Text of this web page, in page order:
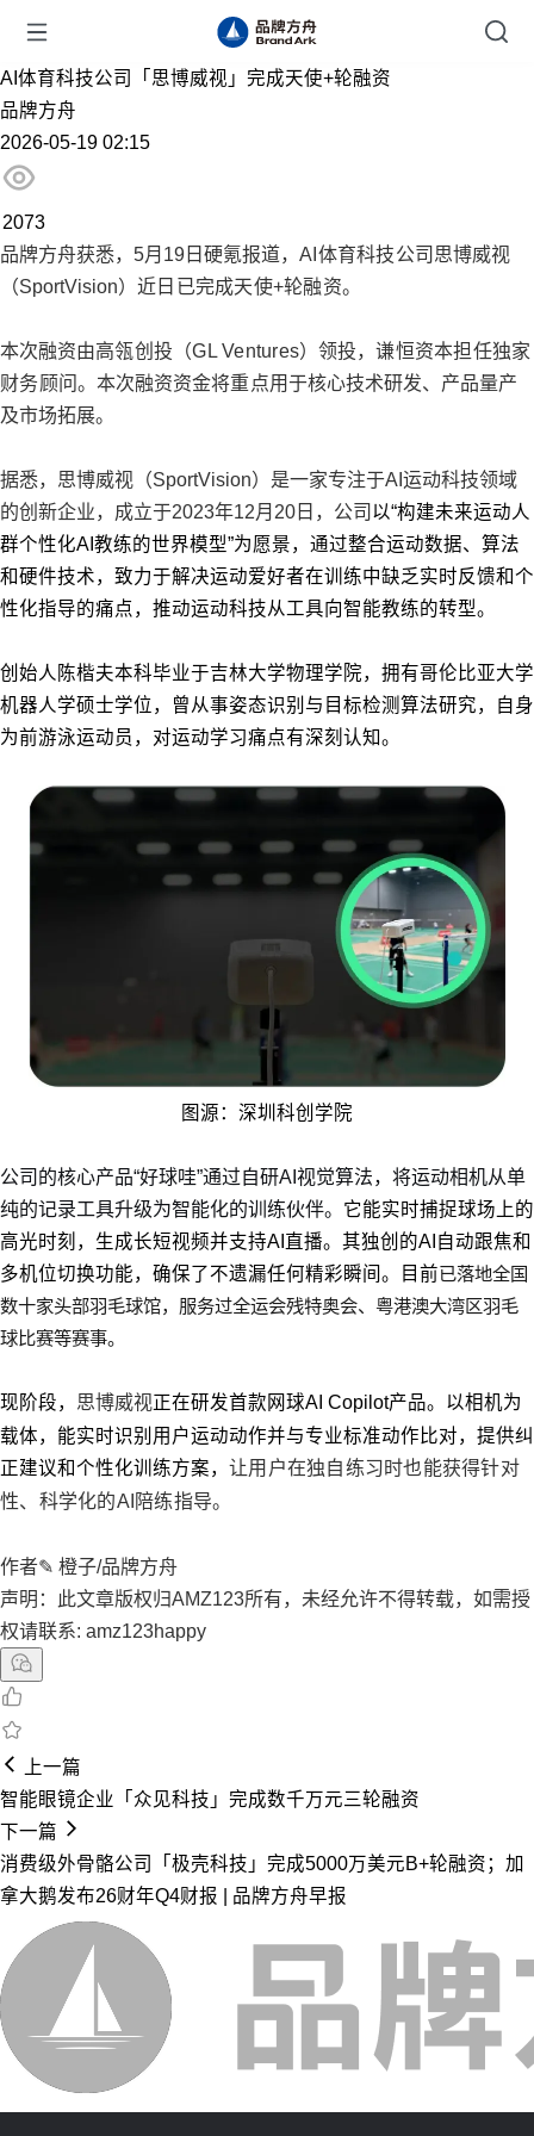
AI体育科技公司「思博威视」完成天使+轮融资
品牌方舟
2026-05-19 02:15
2073
品牌方舟获悉，5月19日硬氪报道， AI体育科技公司 思博威视
（SportVision） 近日已完成天使+轮融资。
本次融资由高瓴创投（GL Ventures）领投，谦恒资本担任独家
财务顾问。本次融资资金将重点用于核心技术研发、产品量产
及市场拓展。
据悉，思博威视（SportVision）是一家专注于AI运动科技领域
的创新企业，成立于2023年12月20日，公司 以“构建未来运动人
群个性化AI教练的世界模型”为愿景，通过整合运动数据、算法
和硬件技术，致力于解决运动爱好者在训练中缺乏实时反馈和个
性化指导的痛点，推动运动科技从工具向智能教练的转型。
创始人陈楷夫本科毕业于吉林大学物理学院，拥有哥伦比亚大学
机器人学硕士学位，曾从事姿态识别与目标检测算法研究，自身
为前游泳运动员，对运动学习痛点有深刻认知。
图源：深圳科创学院
公司的核心产品“好球哇”通过自研AI视觉算法，将运动相机从单
纯的记录工具升级为智能化的训练伙伴。 它能实时捕捉球场上的
高光时刻，生成长短视频并支持AI直播。其独创的AI自动跟焦和
多机位切换功能，确保了不遗漏任何精彩瞬间。目前已落地全国
数十家头部羽毛球馆，服务过全运会残特奥会、粤港澳大湾区羽毛
球比赛等赛事。
现阶段， 思博威视正在研发首款网球AI Copilot产品。以相机为
载体，能实时识别用户运动动作并与专业标准动作比对，提供纠
正建议和个性化训练方案， 让用户在独自练习时也能获得针对
性、科学化的AI陪练指导。
作者✎ 橙子/品牌方舟
声明：此文章版权归AMZ123所有，未经允许不得转载，如需授
权请联系: amz123happy
上一篇
智能眼镜企业「众见科技」完成数千万元三轮融资
下一篇
消费级外骨骼公司「极壳科技」完成5000万美元B+轮融资；加
拿大鹅发布26财年Q4财报 | 品牌方舟早报